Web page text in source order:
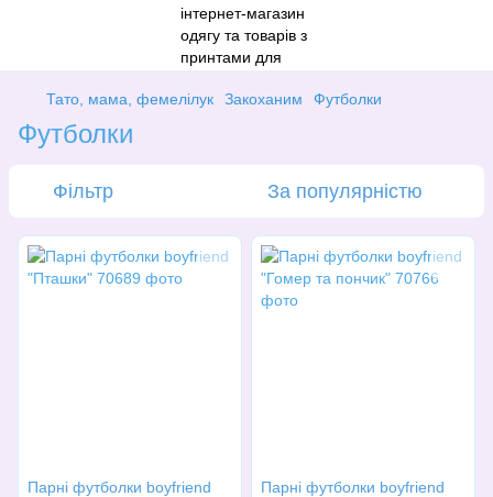
Тато, мама, фемелілук Закоханим Футболки
Футболки
Фільтр За популярністю
Парні футболки boyfriend
Парні футболки boyfriend